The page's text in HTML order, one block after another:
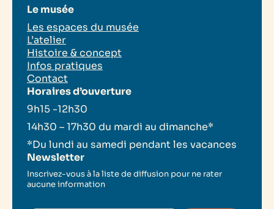
Le musée
Les espaces du musée
L’atelier
Histoire & concept
Infos pratiques
Contact
Horaires d’ouverture
9h15 -12h30
14h30 – 17h30 du mardi au dimanche*
*Du lundi au samedi pendant les vacances
Newsletter
Inscrivez-vous à la liste de diffusion pour ne rater
aucune information